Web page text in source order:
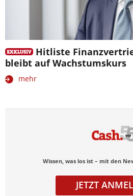
Hitliste
bleibt auf Wachstumskurs
mehr
Wissen, was los ist – mit den
JETZT